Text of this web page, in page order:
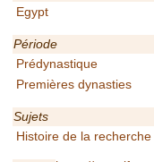
Egypt
Période
Prédynastique
Premières dynasties
Sujets
Histoire de la recherche